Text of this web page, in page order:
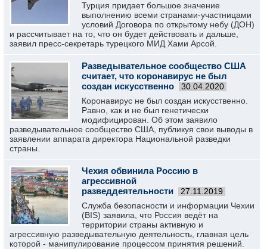
Турция придает большое значение
выполнению всеми странами-участницами
условий Договора по открытому небу (ДОН)
и рассчитывает на то, что он будет действовать и дальше,
заявил пресс-секретарь турецкого МИД Хами Арсой.
Разведывательное сообщество США
считает, что коронавирус не был
создан искусственно
30.04.2020
Коронавирус не был создан искусственно.
Равно, как и не был генетически
модифицирован. Об этом заявило
разведывательное сообщество США, публикуя свои выводы в
заявлении аппарата директора Национальной разведки
страны.
Чехия обвинила Россию в
агрессивной
разведдеятельности
27.11.2019
Служба безопасности и информации Чехии
(BIS) заявила, что Россия ведёт на
территории страны активную и
агрессивную разведывательную деятельность, главная цель
которой - манипулирование процессом принятия решений.